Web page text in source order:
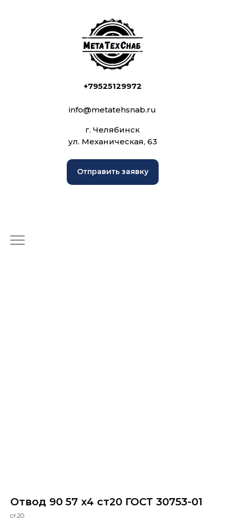
+79525129972
info@metatehsnab.ru
г. Челябинск
ул. Механическая, 63
Отправить заявку
Отвод 90 57 х4 ст20 ГОСТ 30753-01
ст.20